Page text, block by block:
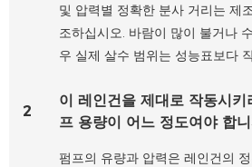
및 압력별 정확한 분사 거리는 제
조하십시오. 바람이 많이 불거나
우 실제 살수 범위는 성능표보다
2
이 레인건을 제대로 작동시키
프 용량이 어느 정도여야 합
펌프의 유량과 압력은 레인건의